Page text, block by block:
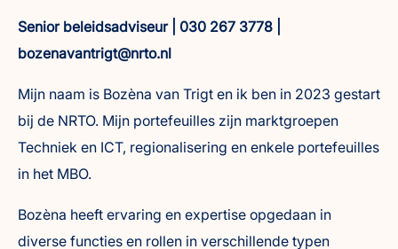
Senior beleidsadviseur | 030 267 3778 |
bozenavantrigt@nrto.nl
Mijn naam is Bozèna van Trigt en ik ben in 2023 gestart
bij de NRTO. Mijn portefeuilles zijn marktgroepen
Techniek en ICT, regionalisering en enkele portefeuilles
in het MBO.
Bozèna heeft ervaring en expertise opgedaan in
diverse functies en rollen in verschillende typen